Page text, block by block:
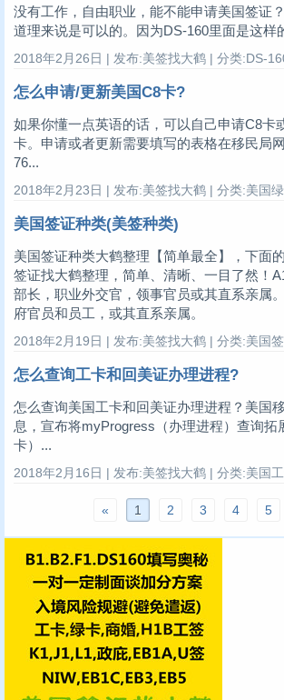
没有工作，自由职业，能不能申请美国签证
道理来说是可以的。因为DS-160里面是这样
2018年2月26日 | 发布:美签找大鹤 | 分类:DS-
怎么申请/更新美国C8卡?
如果你懂一点英语的话，可以自己申请C8卡
卡。申请或者更新需要填写的表格在移民局
76...
2018年2月23日 | 发布:美签找大鹤 | 分类:美国
美国签证种类(美签种类)
美国签证种类大鹤整理【简单最全】，下面
签证找大鹤整理，简单、清晰、一目了然！
部长，职业外交官，领事官员或其直系亲属
府官员和员工，或其直系亲属。
2018年2月19日 | 发布:美签找大鹤 | 分类:美国
怎么查询工卡和回美证办理进程?
怎么查询美国工卡和回美证办理进程？美国
息，宣布将myProgress（办理进程）查询拓
卡）...
2018年2月16日 | 发布:美签找大鹤 | 分类:美国
« 1 2 3 4 5